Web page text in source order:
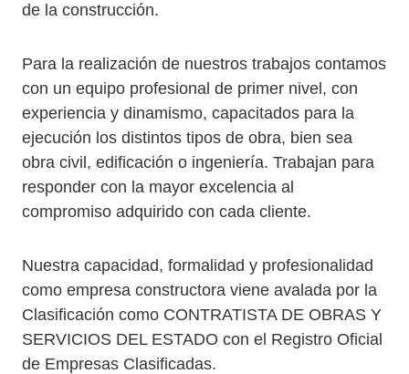
de la construcción.
Para la realización de nuestros trabajos contamos
con un equipo profesional de primer nivel, con
experiencia y dinamismo, capacitados para la
ejecución los distintos tipos de obra, bien sea
obra civil, edificación o ingeniería. Trabajan para
responder con la mayor excelencia al
compromiso adquirido con cada cliente.
Nuestra capacidad, formalidad y profesionalidad
como empresa constructora viene avalada por la
Clasificación como CONTRATISTA DE OBRAS Y
SERVICIOS DEL ESTADO con el Registro Oficial
de Empresas Clasificadas.